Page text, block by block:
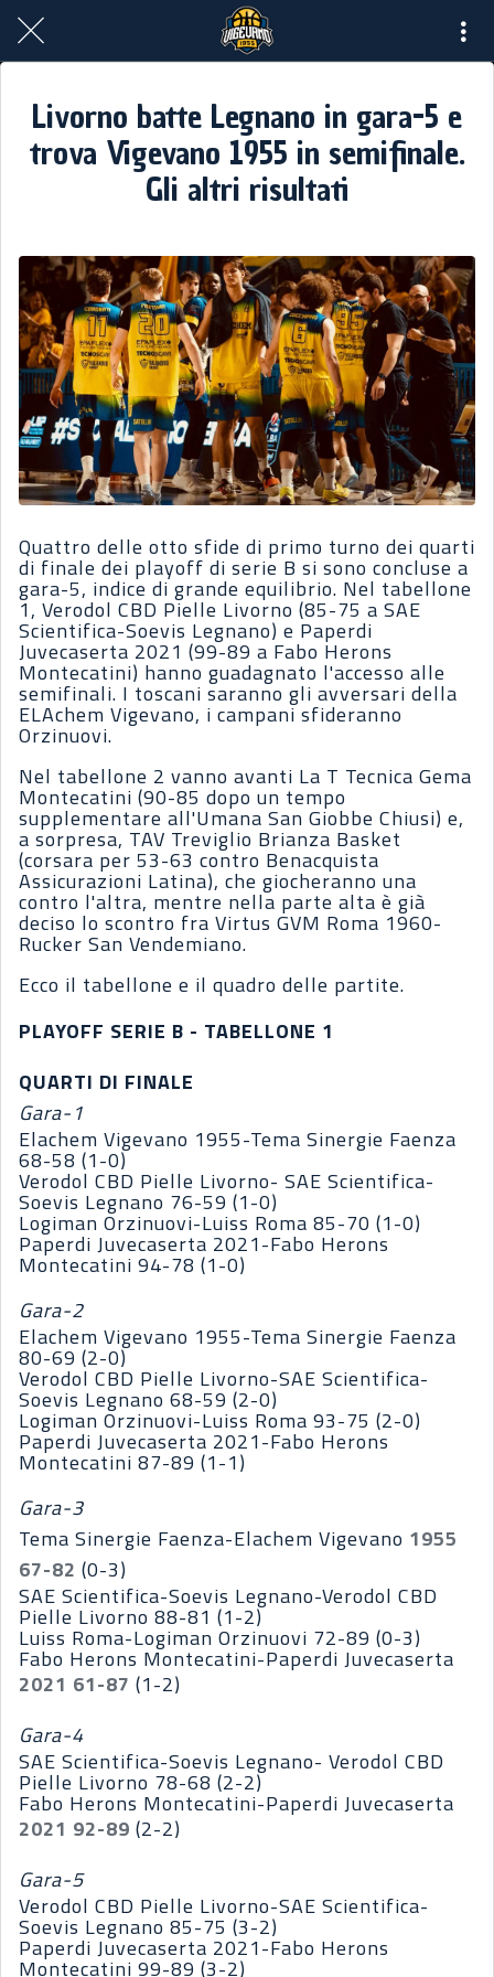
Livorno batte Legnano in gara-5 e
trova Vigevano 1955 in semifinale.
Gli altri risultati
Quattro delle otto sfide di primo turno dei quarti
di finale dei playoff di serie B si sono concluse a
gara-5, indice di grande equilibrio. Nel tabellone
1, Verodol CBD Pielle Livorno (85-75 a SAE
Scientifica-Soevis Legnano) e Paperdi
Juvecaserta 2021 (99-89 a Fabo Herons
Montecatini) hanno guadagnato l'accesso alle
semifinali. I toscani saranno gli avversari della
ELAchem Vigevano, i campani sfideranno
Orzinuovi.
Nel tabellone 2 vanno avanti La T Tecnica Gema
Montecatini (90-85 dopo un tempo
supplementare all'Umana San Giobbe Chiusi) e,
a sorpresa, TAV Treviglio Brianza Basket
(corsara per 53-63 contro Benacquista
Assicurazioni Latina), che giocheranno una
contro l'altra, mentre nella parte alta è già
deciso lo scontro fra Virtus GVM Roma 1960-
Rucker San Vendemiano.
Ecco il tabellone e il quadro delle partite.
PLAYOFF SERIE B - TABELLONE 1
QUARTI DI FINALE
Gara-1
Elachem Vigevano 1955-Tema Sinergie Faenza
68-58 (1-0)
Verodol CBD Pielle Livorno- SAE Scientifica-
Soevis Legnano 76-59 (1-0)
Logiman Orzinuovi-Luiss Roma 85-70 (1-0)
Paperdi Juvecaserta 2021-Fabo Herons
Montecatini 94-78 (1-0)
Gara-2
Elachem Vigevano 1955-Tema Sinergie Faenza
80-69 (2-0)
Verodol CBD Pielle Livorno-SAE Scientifica-
Soevis Legnano 68-59 (2-0)
Logiman Orzinuovi-Luiss Roma 93-75 (2-0)
Paperdi Juvecaserta 2021-Fabo Herons
Montecatini 87-89 (1-1)
Gara-3
Tema Sinergie Faenza-Elachem Vigevano 1955
67-82 (0-3)
SAE Scientifica-Soevis Legnano-Verodol CBD
Pielle Livorno 88-81 (1-2)
Luiss Roma-Logiman Orzinuovi 72-89 (0-3)
Fabo Herons Montecatini-Paperdi Juvecaserta
2021 61-87 (1-2)
Gara-4
SAE Scientifica-Soevis Legnano- Verodol CBD
Pielle Livorno 78-68 (2-2)
Fabo Herons Montecatini-Paperdi Juvecaserta
2021 92-89 (2-2)
Gara-5
Verodol CBD Pielle Livorno-SAE Scientifica-
Soevis Legnano 85-75 (3-2)
Paperdi Juvecaserta 2021-Fabo Herons
Montecatini 99-89 (3-2)